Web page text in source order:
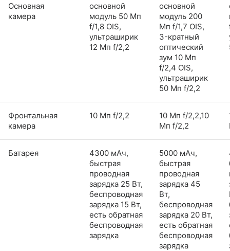
Основная
камера
основной
модуль 50 Мп
f/1,8 OIS,
ультраширик
12 Мп f/2,2
основной
модуль 200
Мп f/1,7 OIS,
3-кратный
оптический
зум 10 Мп
f/2,4 OIS,
ультраширик
50 Мп f/2,2
Фронтальная
камера
10 Мп f/2,2
10 Мп f/2,2,10
Мп f/2,2
Батарея
4300 мАч,
быстрая
проводная
зарядка 25 Вт,
беспроводная
зарядка 15 Вт,
есть обратная
беспроводная
зарядка
5000 мАч,
быстрая
проводная
зарядка 45
Вт,
беспроводная
зарядка 20 Вт,
есть обратная
беспроводная
зарядка